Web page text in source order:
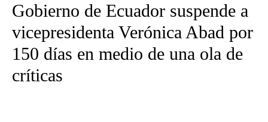
Gobierno de Ecuador suspende a
vicepresidenta Verónica Abad por
150 días en medio de una ola de
críticas